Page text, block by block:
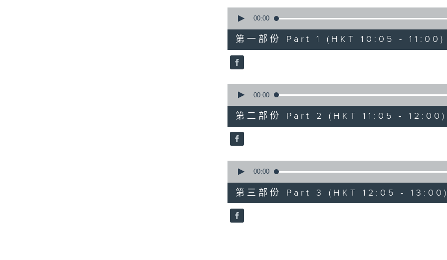
90%
seconds
55
minutes,
10
seconds
90%
00:00
第一部份 Part 1 (HKT 10:05 - 11:00)
seconds
55
minutes,
19
seconds
90%
00:00
第二部份 Part 2 (HKT 11:05 - 12:00)
seconds
55
minutes,
9
seconds
90%
00:00
第三部份 Part 3 (HKT 12:05 - 13:00)